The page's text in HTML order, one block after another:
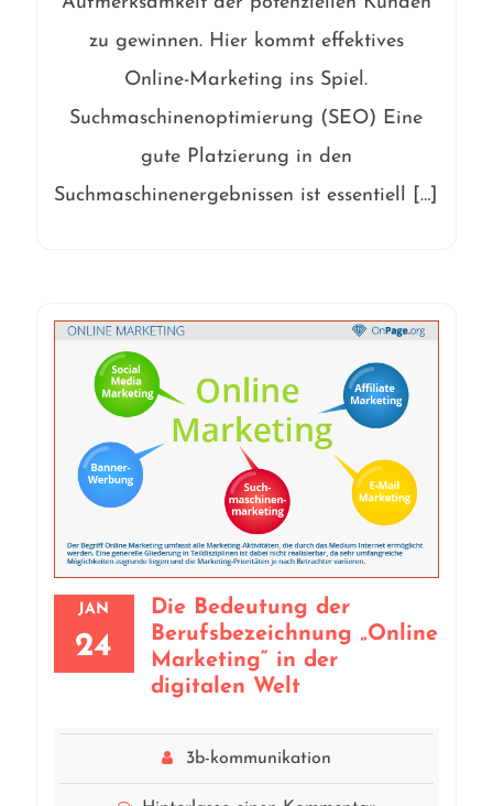
zu gewinnen. Hier kommt effektives
Online-Marketing ins Spiel.
Suchmaschinenoptimierung (SEO) Eine
gute Platzierung in den
Suchmaschinenergebnissen ist essentiell […]
JAN
24
Die Bedeutung der
Berufsbezeichnung „Online
Marketing“ in der
digitalen Welt
3b-kommunikation